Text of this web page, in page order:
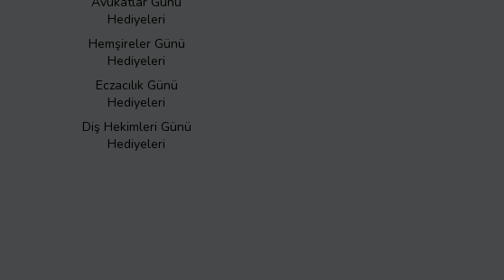
Hediyeleri
Hemşireler Günü
Hediyeleri
Eczacılık Günü
Hediyeleri
Diş Hekimleri Günü
Hediyeleri